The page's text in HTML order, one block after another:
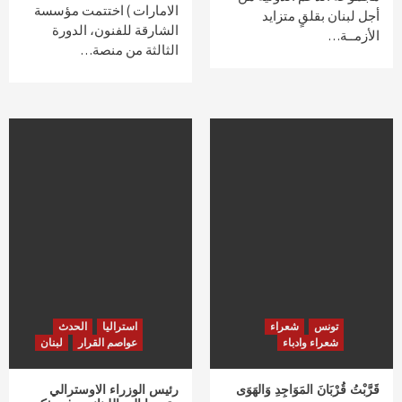
أجل لبنان بقلقٍ متزايد
الأزمــة…
الامارات ) اختتمت مؤسسة
الشارقة للفنون، الدورة
الثالثة من منصة…
تونس
شعراء
شعراء وادباء
قَرَّبْتُ قُرْبَانَ المَوَاجِدِ وَالهَوَى
استراليا
الحدث
عواصم القرار
لبنان
رئيس الوزراء الاوسترالي